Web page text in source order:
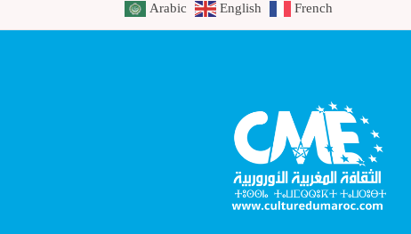
Arabic English French